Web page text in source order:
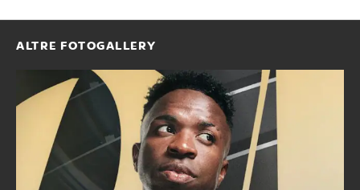
ALTRE FOTOGALLERY